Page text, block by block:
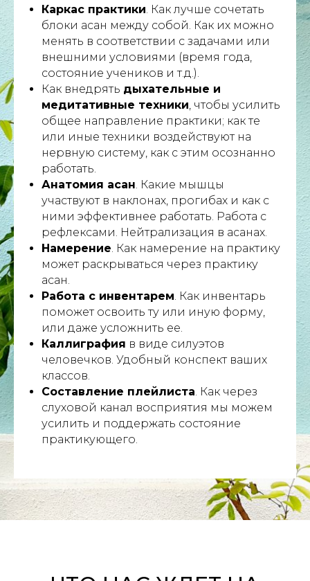
Каркас практики. Как лучше сочетать
блоки асан между собой. Как их можно
менять в соответствии с задачами или
внешними условиями (время года,
состояние учеников и т.д.).
Как внедрять дыхательные и
медитативные техники, чтобы усилить
общее направление практики; как те
или иные техники воздействуют на
нервную систему, как с этим осознанно
работать.
Анатомия асан. Какие мышцы
участвуют в наклонах, прогибах и как с
ними эффективнее работать. Работа с
рефлексами. Нейтрализация в асанах.
Намерение. Как намерение на практику
может раскрываться через практику
асан.
Работа с инвентарем. Как инвентарь
поможет освоить ту или иную форму,
или даже усложнить ее.
Каллиграфия в виде силуэтов
человечков. Удобный конспект ваших
классов.
Составление плейлиста. Как через
слуховой канал восприятия мы можем
усилить и поддержать состояние
практикующего.